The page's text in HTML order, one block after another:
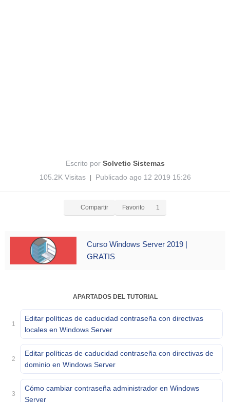
Escrito por Solvetic Sistemas
105.2K Visitas
Publicado ago 12 2019 15:26
Compartir Favorito 1
Curso Windows Server 2019 |
GRATIS
APARTADOS DEL TUTORIAL
1
Editar políticas de caducidad contraseña con directivas
locales en Windows Server
2
Editar políticas de caducidad contraseña con directivas de
dominio en Windows Server
3
Cómo cambiar contraseña administrador en Windows
Server